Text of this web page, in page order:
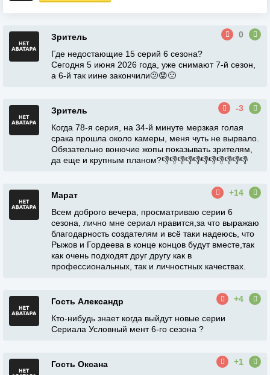
Зритель
0
Где недостающие 15 серий 6 сезона?
Сегодня 5 июня 2026 года, уже снимают 7-й сезон,
а 6-й так иине закончили🫤😟🙁
Зритель
-3
Когда 78-я серия, на 34-й минуте мерзкая голая
срака прошла около камеры, меня чуть не вырвало.
Обязательно вонючие жопы показывать зрителям,
да еще и крупным планом?👎👎👎👎👎👎👎👎👎👎👎
Марат
+14
Всем доброго вечера, просматриваю серии 6
сезона, лично мне сериал нравится,за что выражаю
благодарность создателям и всё таки надеюсь, что
Рыжов и Гордеева в конце концов будут вместе,так
как очень подходят друг другу как в
профессиональных, так и личностных качествах.
Гость Александр
+4
Кто-нибудь знает когда выйдут новые серии
Сериала Условный мент 6-го сезона ?
Гость Оксана
+1